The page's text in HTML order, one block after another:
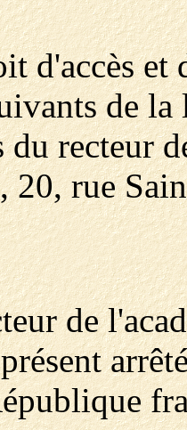
d'accès et
de
du recteur
20, rue
de